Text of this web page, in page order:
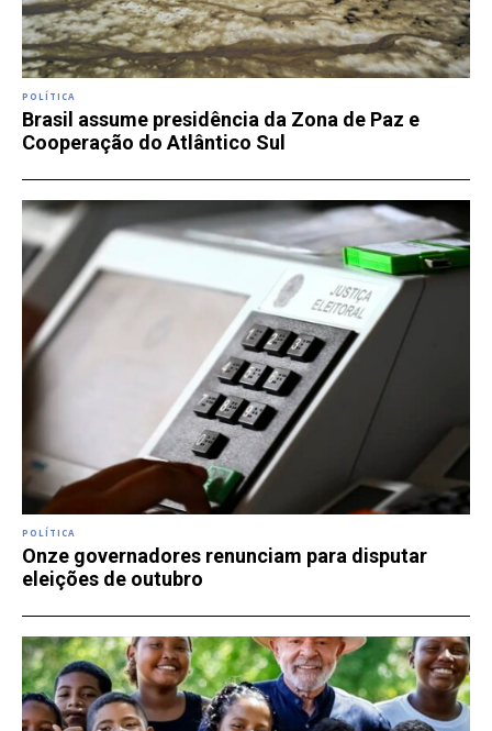
POLÍTICA
Brasil assume presidência da Zona de Paz e
Cooperação do Atlântico Sul
POLÍTICA
Onze governadores renunciam para disputar
eleições de outubro